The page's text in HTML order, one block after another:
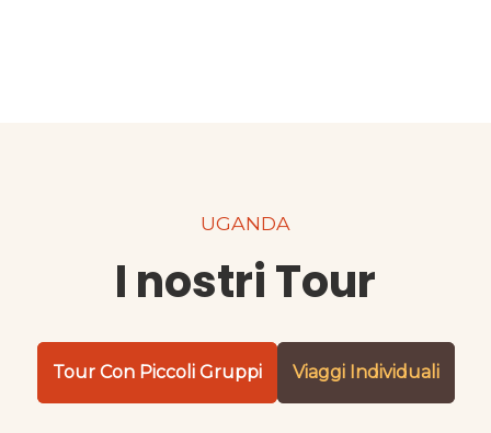
UGANDA
I nostri Tour
Tour Con Piccoli Gruppi Viaggi Individuali